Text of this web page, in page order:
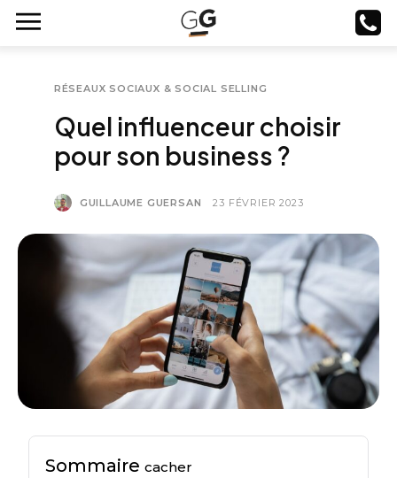
RÉSEAUX SOCIAUX & SOCIAL SELLING
Quel influenceur choisir
pour son business ?
GUILLAUME GUERSAN 23 FÉVRIER 2023
Sommairecacher